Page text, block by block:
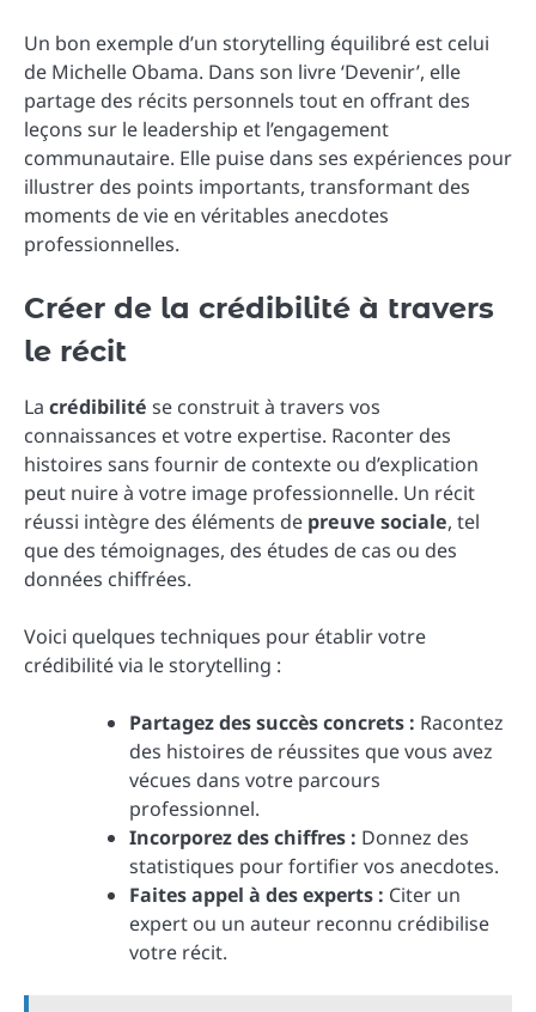
Un bon exemple d’un storytelling équilibré est celui
de Michelle Obama. Dans son livre ‘Devenir’, elle
partage des récits personnels tout en offrant des
leçons sur le leadership et l’engagement
communautaire. Elle puise dans ses expériences pour
illustrer des points importants, transformant des
moments de vie en véritables anecdotes
professionnelles.
Créer de la crédibilité à travers
le récit
La crédibilité se construit à travers vos
connaissances et votre expertise. Raconter des
histoires sans fournir de contexte ou d’explication
peut nuire à votre image professionnelle. Un récit
réussi intègre des éléments de preuve sociale, tel
que des témoignages, des études de cas ou des
données chiffrées.
Voici quelques techniques pour établir votre
crédibilité via le storytelling :
Partagez des succès concrets : Racontez
des histoires de réussites que vous avez
vécues dans votre parcours
professionnel.
Incorporez des chiffres : Donnez des
statistiques pour fortifier vos anecdotes.
Faites appel à des experts : Citer un
expert ou un auteur reconnu crédibilise
votre récit.